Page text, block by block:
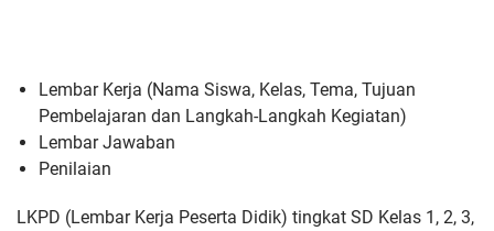
Lembar Kerja (Nama Siswa, Kelas, Tema, Tujuan
Pembelajaran dan Langkah-Langkah Kegiatan)
Lembar Jawaban
Penilaian
LKPD (Lembar Kerja Peserta Didik) tingkat SD Kelas 1, 2, 3,